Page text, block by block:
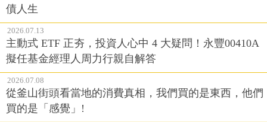
債人生
2026.07.13
主動式 ETF 正夯，投資人心中 4 大疑問！永豐00410A
擬任基金經理人周力行親自解答
2026.07.08
從釜山街頭看當地的消費真相，我們買的是東西，他們
買的是「感覺」!